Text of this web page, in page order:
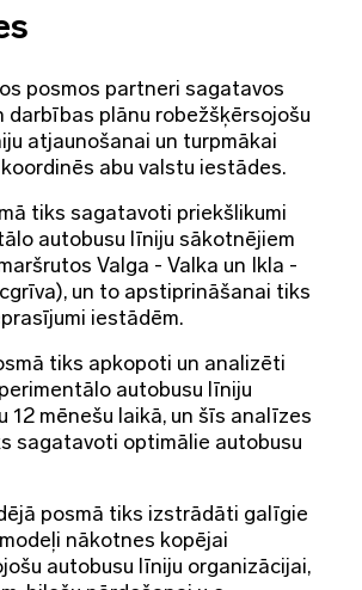
posmos partneri sagatavos
darbības plānu robežšķērsojošu
atjaunošanai un turpmākai
abu valstu iestādes.
tiks sagatavoti priekšlikumi
autobusu līniju sākotnējiem
Valga - Valka un Ikla -
un to apstiprināšanai tiks
iestādēm.
tiks apkopoti un analizēti
autobusu līniju
12 mēnešu laikā, un šīs analīzes
sagatavoti optimālie autobusu
posmā tiks izstrādāti galīgie
nākotnes kopējai
autobusu līniju organizācijai,